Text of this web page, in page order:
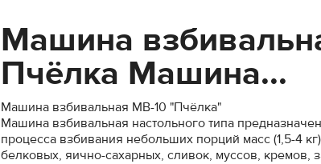
Машина
Пчёлка Машина...
Машина взбивальная МВ-10 "Пчёлка"
Машина взбивальная настольного типа
процесса взбивания небольших порций масс (1,5-4
белковых, яично-сахарных, сливок, муссов, кремов,